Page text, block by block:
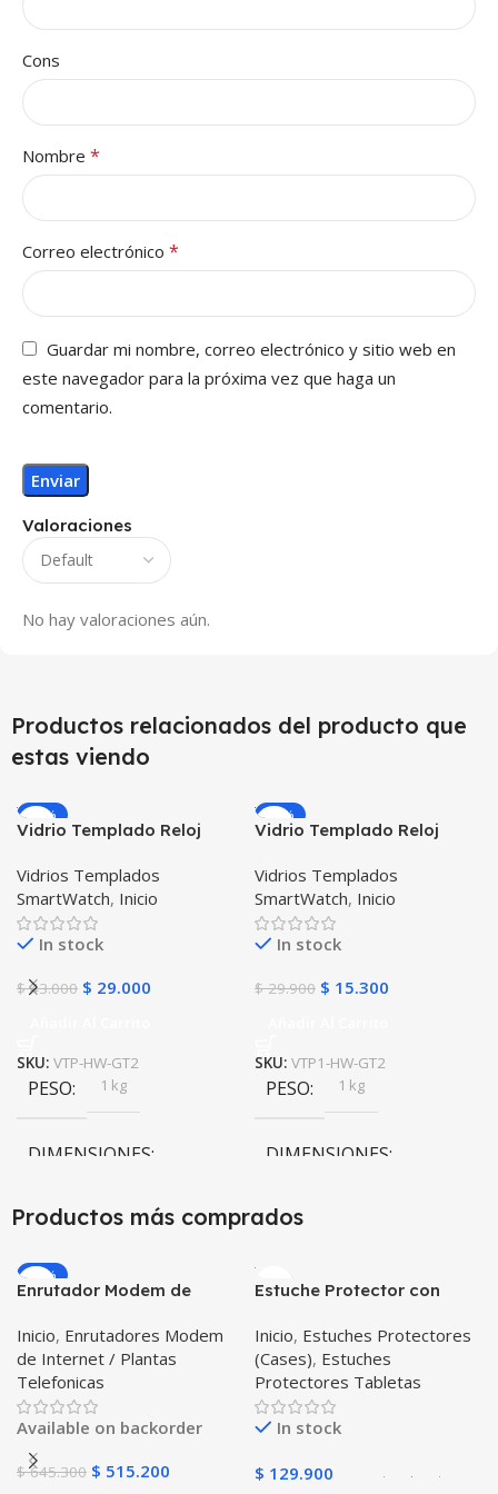
Valoraciones
No hay valoraciones aún.
Cons
Nombre *
Correo electrónico *
Guardar mi nombre, correo electrónico y sitio web en
este navegador para la próxima vez que haga un
comentario.
Productos relacionados del producto que
estas viendo
-33%
Vidrio Templado Reloj
Huawei Gt2 46mm X2
Unidades
Vidrios Templados
SmartWatch, Inicio
In stock
$43.000 $ 29.000
SKU: VTP-HW-GT2
PESO 1 kg
DIMENSIONES
20 × 20 × 20 cm
-49%
Vidrio Templado Reloj
Huawei Gt2 46mm
Vidrios Templados
SmartWatch, Inicio
In stock
$29.900 $ 15.300
SKU: VTP1-HW-GT2
PESO 1 kg
DIMENSIONES
20 × 20 × 20 cm
Productos más comprados
-20%
Enrutador Modem de
Libre Todo Operador 4G
LTE SIMCARD
Inicio, Enrutadores Modem
de Internet / Plantas
Telefonicas
Available on backorder
$645.300 $ 515.200
Estuche Protector con
Tablet Samsung Galaxy
Tab A8 10.5 2021 – 2022
SM-x200 SM-x205 Anti
golpes con soporte
Inicio, Estuches Protectores
(Cases), Estuches
Protectores Tabletas
In stock
$ 129.900